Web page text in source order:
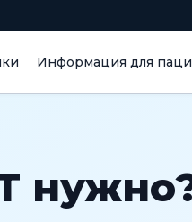
Информация для